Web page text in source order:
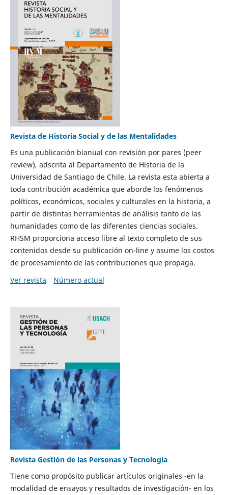
Revista de Historia Social y de las Mentalidades
Es una publicación bianual con revisión por pares (peer
review), adscrita al Departamento de Historia de la
Universidad de Santiago de Chile. La revista esta abierta a
toda contribución académica que aborde los fenómenos
políticos, económicos, sociales y culturales en la historia, a
partir de distintas herramientas de análisis tanto de las
humanidades como de las diferentes ciencias sociales.
RHSM proporciona acceso libre al texto completo de sus
contenidos desde su publicación on-line y asume los costos
de procesamiento de las contribuciones que propaga.
Ver revista
Número actual
Revista Gestión de las Personas y Tecnología
Tiene como propósito publicar artículos originales -en la
modalidad de ensayos y resultados de investigación- en los